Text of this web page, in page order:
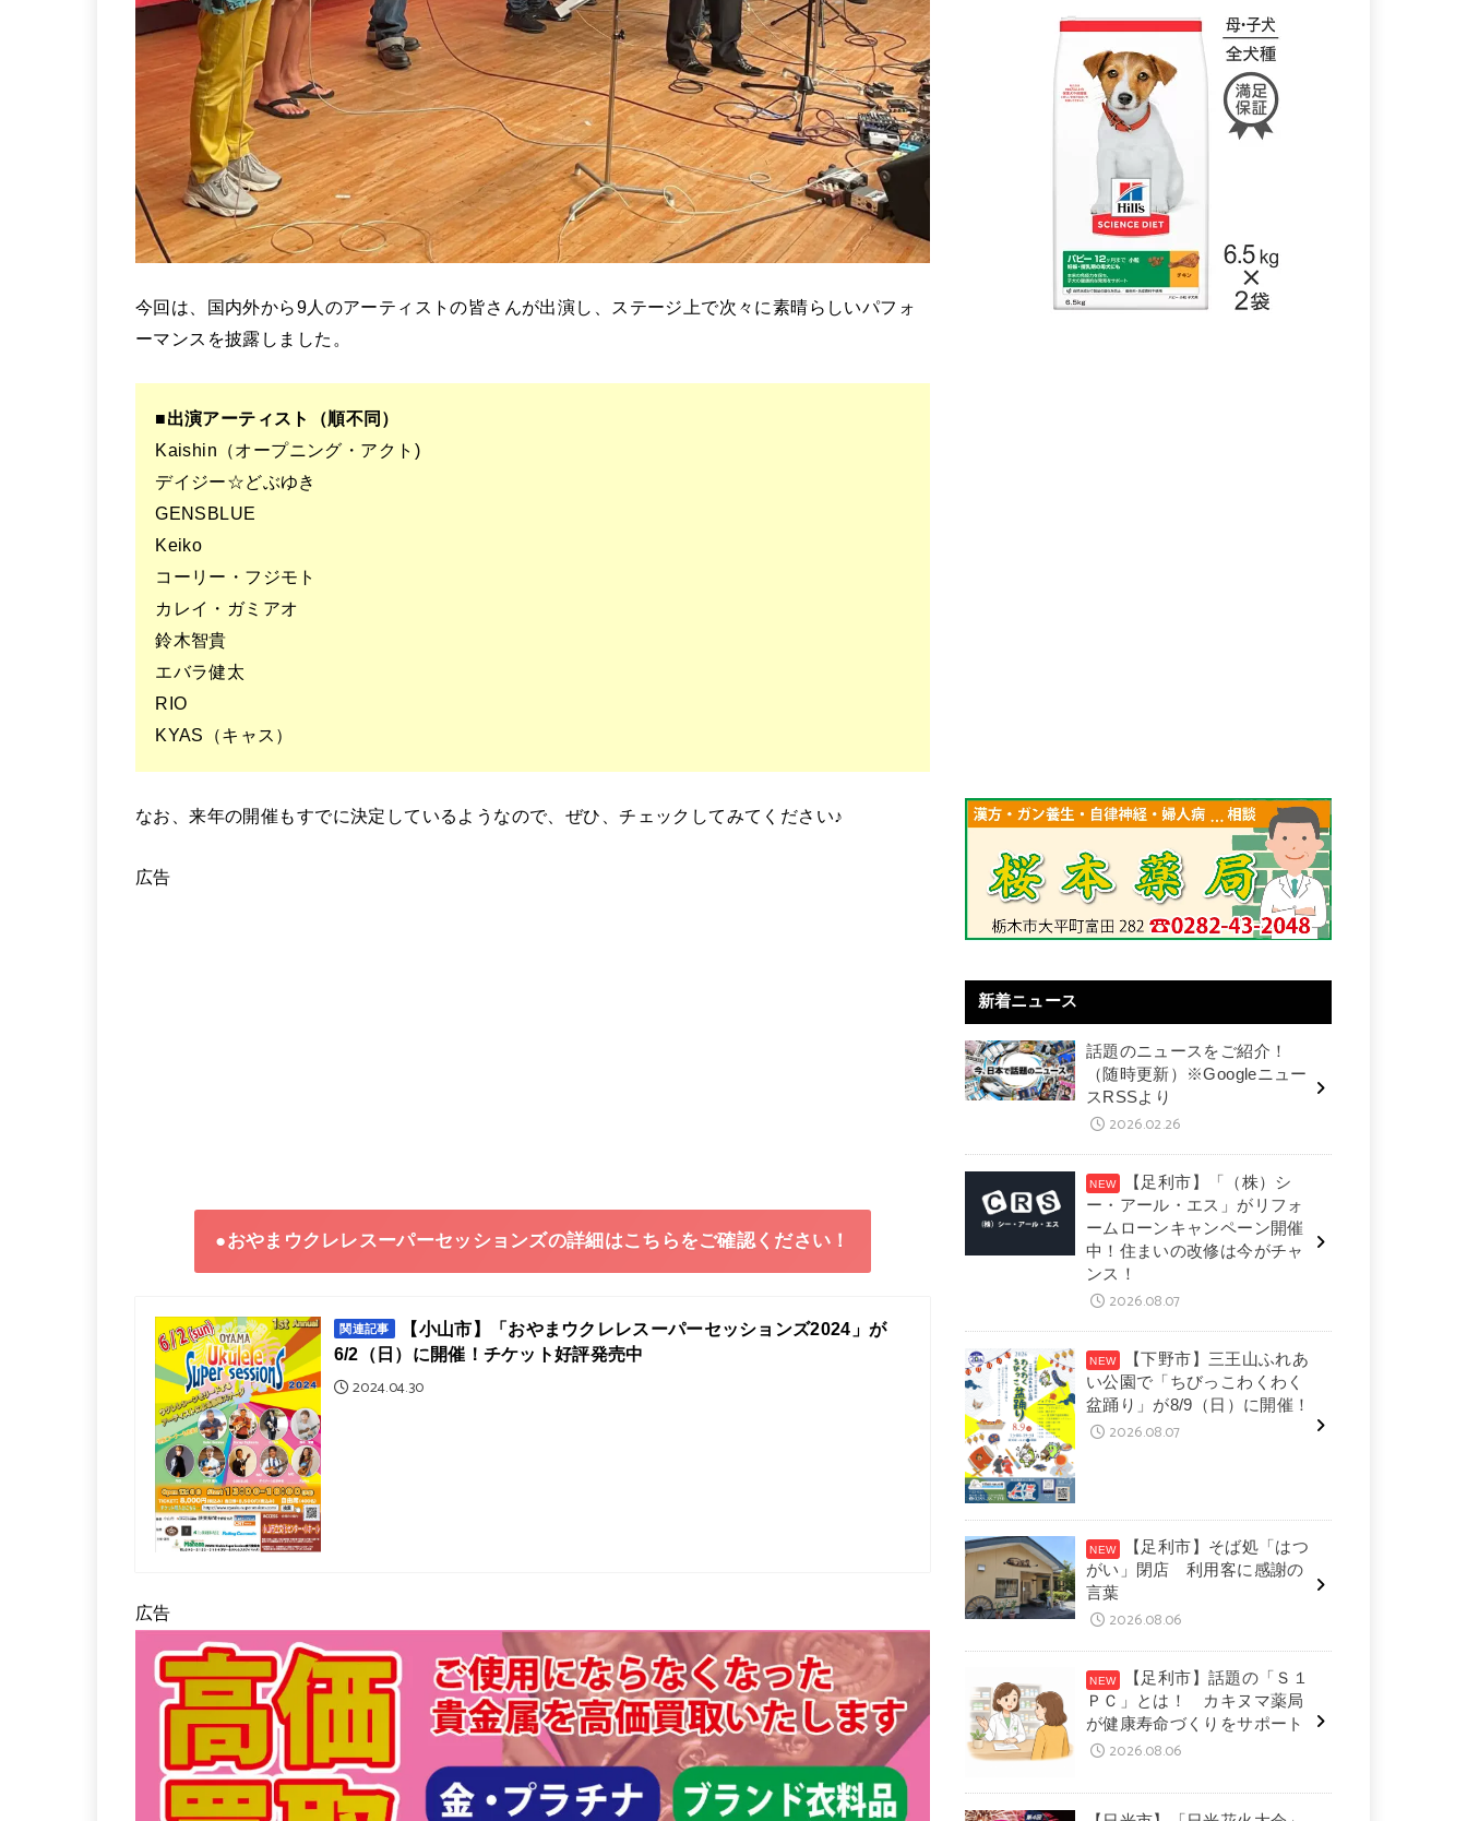
今回は、国内外から9人のアーティストの皆さんが出演し、ステージ上で次々に素晴らしいパフォ
ーマンスを披露しました。
■出演アーティスト（順不同）
Kaishin（オープニング・アクト)
デイジー☆どぶゆき
GENSBLUE
Keiko
コーリー・フジモト
カレイ・ガミアオ
鈴木智貴
エバラ健太
RIO
KYAS（キャス）
なお、来年の開催もすでに決定しているようなので、ぜひ、チェックしてみてください♪
広告
●おやまウクレレスーパーセッションズの詳細はこちらをご確認ください！
関連記事
【小山市】「おやまウクレレスーパーセッションズ2024」が
6/2（日）に開催！チケット好評発売中
2024.04.30
広告
新着ニュース
話題のニュースをご紹介！
（随時更新）※Googleニュー
スRSSより
2026.02.26
【足利市】「（株）シ
ー・アール・エス」がリフォ
ームローンキャンペーン開催
中！住まいの改修は今がチャ
ンス！
2026.08.07
【下野市】三王山ふれあ
い公園で「ちびっこわくわく
盆踊り」が8/9（日）に開催！
2026.08.07
【足利市】そば処「はつ
がい」閉店 利用客に感謝の
言葉
2026.08.06
【足利市】話題の「Ｓ１
ＰＣ」とは！ カキヌマ薬局
が健康寿命づくりをサポート
2026.08.06